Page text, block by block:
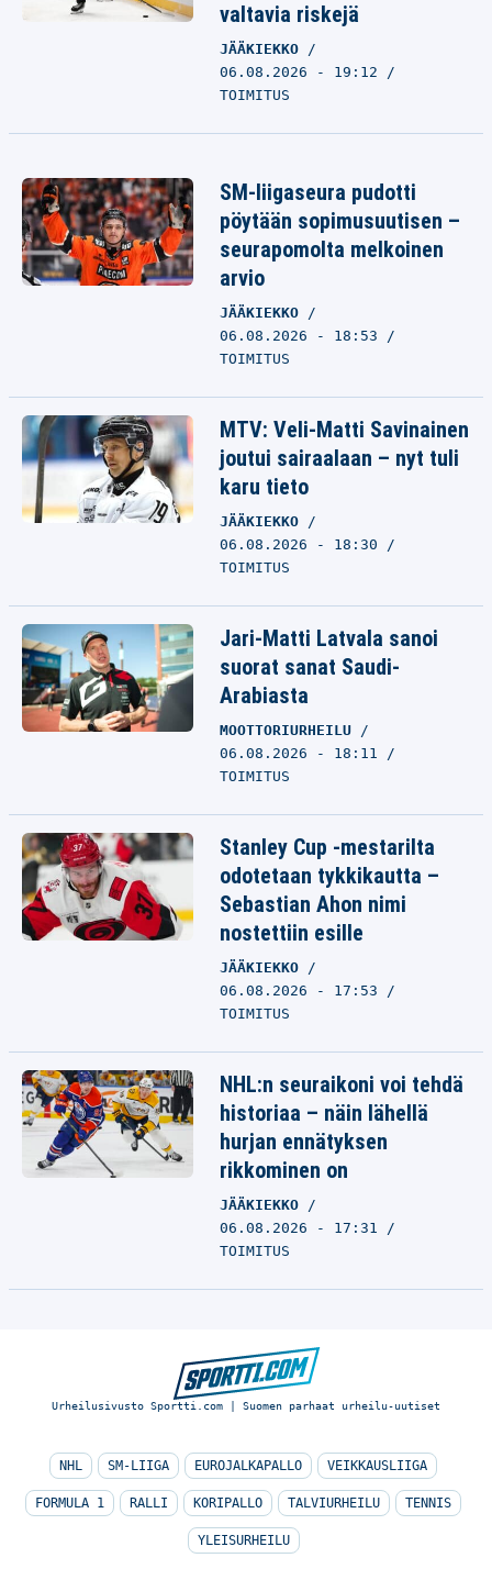
valtavia riskejä
JÄÄKIEKKO
06.08.2026 - 19:12
TOIMITUS
SM-liigaseura pudotti
pöytään sopimusuutisen –
seurapomolta melkoinen
arvio
JÄÄKIEKKO
06.08.2026 - 18:53
TOIMITUS
MTV: Veli-Matti Savinainen
joutui sairaalaan – nyt tuli
karu tieto
JÄÄKIEKKO
06.08.2026 - 18:30
TOIMITUS
Jari-Matti Latvala sanoi
suorat sanat Saudi-
Arabiasta
MOOTTORIURHEILU
06.08.2026 - 18:11
TOIMITUS
Stanley Cup -mestarilta
odotetaan tykkikautta –
Sebastian Ahon nimi
nostettiin esille
JÄÄKIEKKO
06.08.2026 - 17:53
TOIMITUS
NHL:n seuraikoni voi tehdä
historiaa – näin lähellä
hurjan ennätyksen
rikkominen on
JÄÄKIEKKO
06.08.2026 - 17:31
TOIMITUS
Urheilusivusto Sportti.com | Suomen parhaat urheilu-uutiset
NHL SM-LIIGA EUROJALKAPALLO VEIKKAUSLIIGA
FORMULA 1 RALLI KORIPALLO TALVIURHEILU TENNIS
YLEISURHEILU